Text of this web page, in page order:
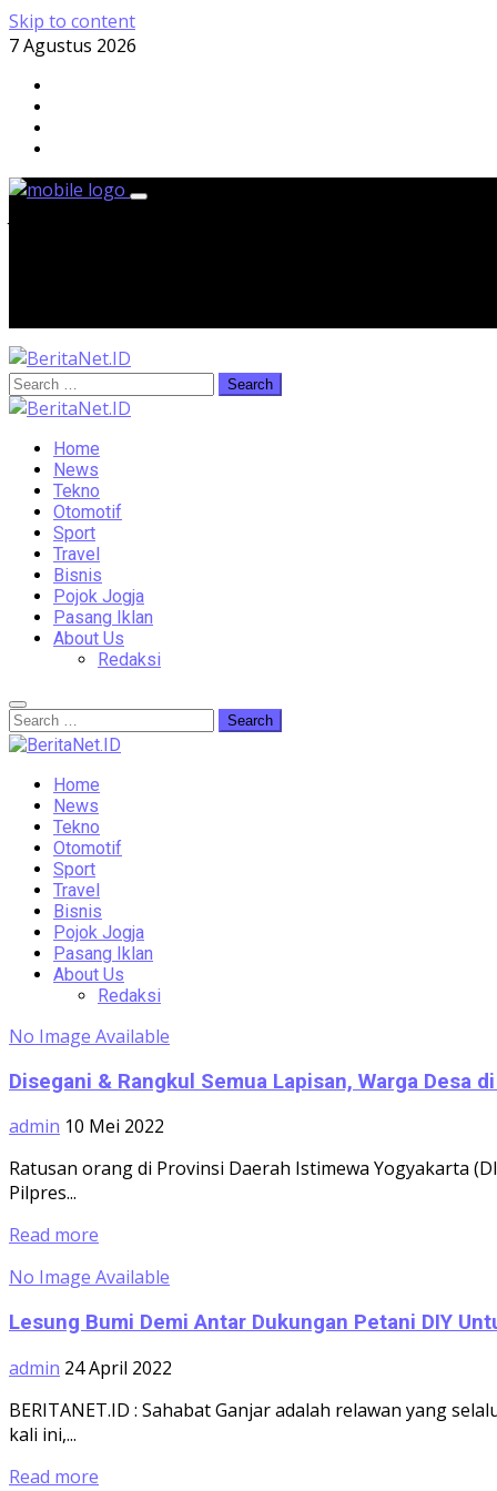
Skip to content
7 Agustus 2026
Home
News
Tekno
Otomotif
Sport
Travel
Bisnis
Pojok Jogja
Pasang Iklan
About Us
Redaksi
Home
News
Tekno
Otomotif
Sport
Travel
Bisnis
Pojok Jogja
Pasang Iklan
About Us
Redaksi
No Image Available
Disegani & Rangkul Semua Lapisan, Warga Desa
admin 10 Mei 2022
Ratusan orang di Provinsi Daerah Istimewa Yogyakarta
Pilpres...
Read more
No Image Available
Lesung Bumi Demi Antar Dukungan Petani DIY
admin 24 April 2022
BERITANET.ID : Sahabat Ganjar adalah relawan yang
kali ini,...
Read more